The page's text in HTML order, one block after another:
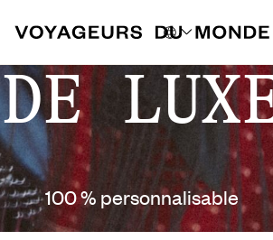
100 % personnalisable